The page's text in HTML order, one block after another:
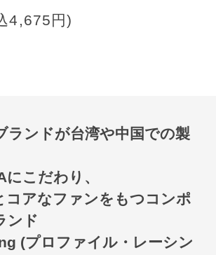
4,675円)
ランドが台湾や中国での製
こだわり、
コアなファンをもつコンポ
ンド
(プロファイル・レーシン